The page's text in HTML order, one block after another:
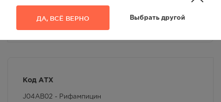
ДА, ВСЁ ВЕРНО Выбрать другой
Фармакокинетика
Код АТХ
J04AB02 - Рифампицин